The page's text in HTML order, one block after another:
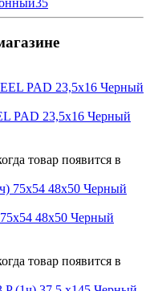
PAD 23,5x16 Черный
товар появится в
48x50 Черный
товар появится в